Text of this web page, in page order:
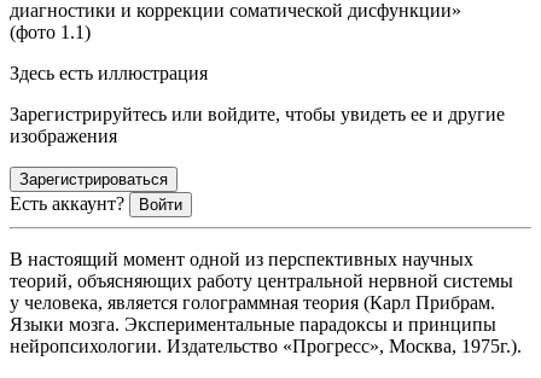
диагностики и коррекции соматической дисфункции»
(фото 1.1)
Здесь есть иллюстрация
Зарегистрируйтесь или войдите, чтобы увидеть ее и другие
изображения
Зарегистрироваться
Есть аккаунт? Войти
В настоящий момент одной из перспективных научных
теорий, объясняющих работу центральной нервной системы
у человека, является голограммная теория (Карл Прибрам.
Языки мозга. Экспериментальные парадоксы и принципы
нейропсихологии. Издательство «Прогресс», Москва, 1975г.).